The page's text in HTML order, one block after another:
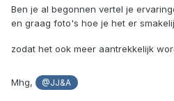
Ben je al begonnen vertel je
en graag foto's hoe je het er
zodat het ook meer aantrekkelijk
Mhg, @JJ&A